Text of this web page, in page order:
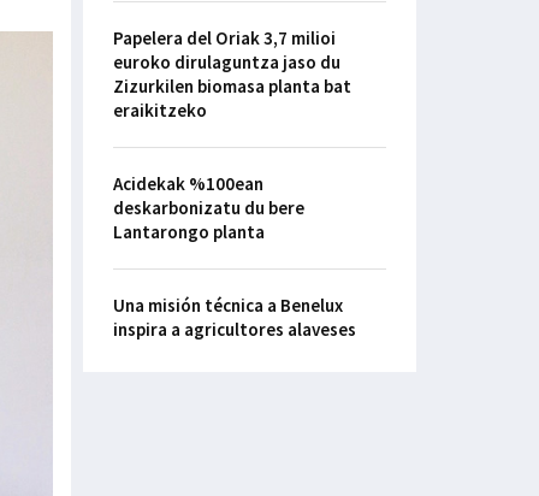
Papelera del Oriak 3,7 milioi
euroko dirulaguntza jaso du
Zizurkilen biomasa planta bat
eraikitzeko
Acidekak %100ean
deskarbonizatu du bere
Lantarongo planta
Una misión técnica a Benelux
inspira a agricultores alaveses